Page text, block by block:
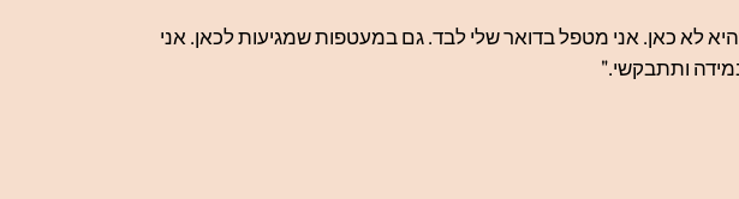
לא כאן. אני מטפל בדואר שלי לבד. גם במעטפות שמגיעות לכאן. אני
ותתבקשי."